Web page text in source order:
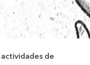
actividades de